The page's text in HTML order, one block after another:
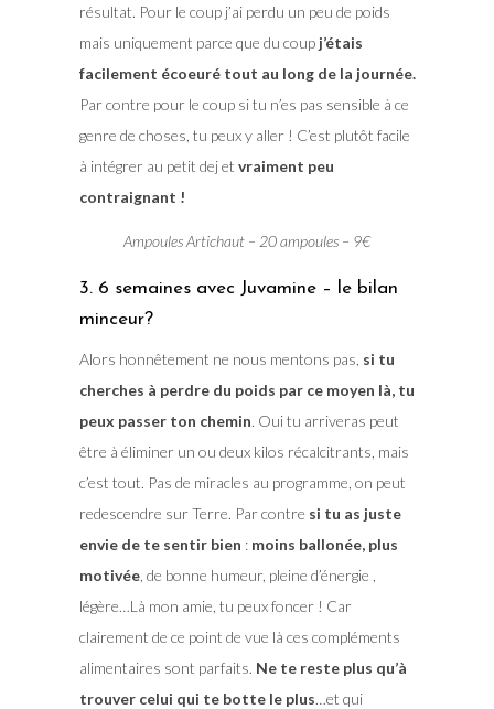
résultat. Pour le coup j’ai perdu un peu de poids
mais uniquement parce que du coup j’étais
facilement écoeuré tout au long de la journée.
Par contre pour le coup si tu n’es pas sensible à ce
genre de choses, tu peux y aller ! C’est plutôt facile
à intégrer au petit dej et vraiment peu
contraignant !
Ampoules Artichaut – 20 ampoules – 9€
3. 6 semaines avec Juvamine – le bilan
minceur?
Alors honnêtement ne nous mentons pas, si tu
cherches à perdre du poids par ce moyen là, tu
peux passer ton chemin. Oui tu arriveras peut
être à éliminer un ou deux kilos récalcitrants, mais
c’est tout. Pas de miracles au programme, on peut
redescendre sur Terre. Par contre si tu as juste
envie de te sentir bien : moins ballonée, plus
motivée, de bonne humeur, pleine d’énergie ,
légère…Là mon amie, tu peux foncer ! Car
clairement de ce point de vue là ces compléments
alimentaires sont parfaits. Ne te reste plus qu’à
trouver celui qui te botte le plus…et qui